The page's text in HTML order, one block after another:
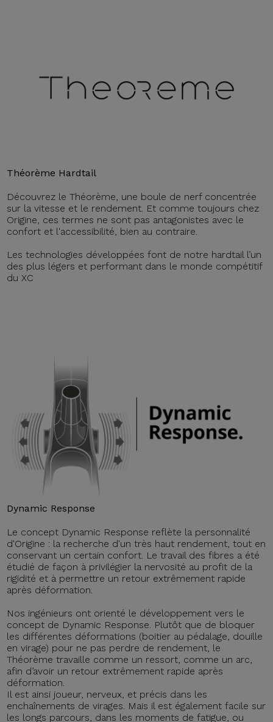
Théorème Hardtail
Découvrez le Théorème, une boule de nerf concentrée
sur la vitesse et le rendement. Et comme toujours chez
Origine, ces termes ne sont pas antagonistes avec le
confort et l'accessibilité, bien au contraire.
Les technologies développées font de notre hardtail l’un
des plus légers et performant dans le monde compétitif
du XC
Dynamic Response
Le concept Dynamic Response reflète la personnalité
d'Origine : la recherche d'un très haut rendement, tout en
conservant un certain confort. Le travail des fibres a été
étudié de façon à privilégier la nervosité au profit de la
rigidité et à permettre un retour extrêmement rapide
après déformation.
Nos ingénieurs ont orienté le développement vers le
concept de Dynamic Response. Plutôt que de bloquer
les différentes déformations (boitier au pédalage, douille
en virage) pour ne pas perdre de rendement, le
Théorème travaille comme un ressort, comme un arc,
afin d’avoir un retour extrêmement rapide après
déformation.
Il est ainsi joueur, nerveux, et précis dans les
enchaînements de virages. Mais il est également facile sur
les longs parcours, dans les moments de fatigue, ou